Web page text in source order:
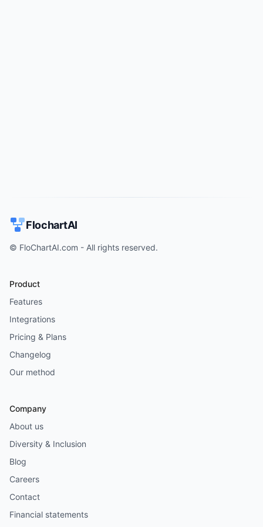
FlochartAI
© FloChartAI.com - All rights reserved.
Product
Features
Integrations
Pricing & Plans
Changelog
Our method
Company
About us
Diversity & Inclusion
Blog
Careers
Contact
Financial statements